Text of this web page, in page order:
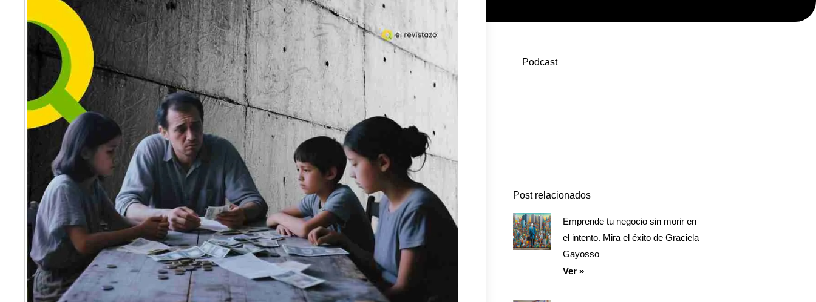
Podcast
Pódcast
Post relacionados
Emprende tu negocio sin morir en
el intento. Mira el éxito de Graciela
Gayosso
Ver »
Página
Página
Página